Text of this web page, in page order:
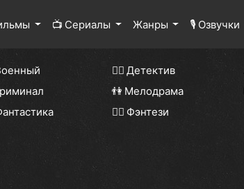
📺 Сериалы Жанры 🎙 Озвучки
🕵️‍♂️ Детектив
👫 Мелодрама
🧝‍♂️ Фэнтези